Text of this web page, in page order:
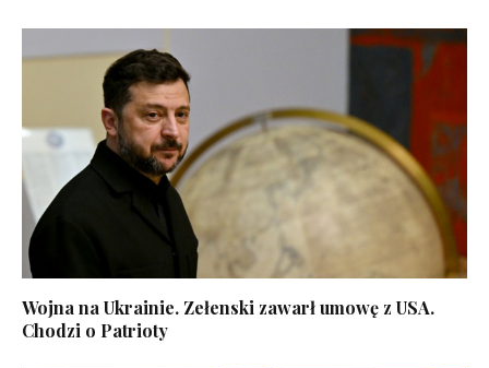
Wojna na Ukrainie. Zełenski zawarł umowę z USA.
Chodzi o Patrioty